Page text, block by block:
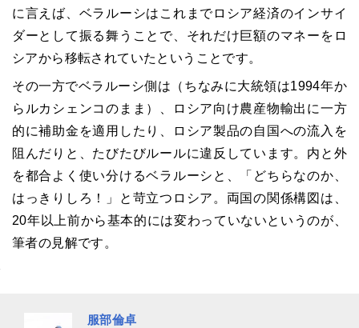
に言えば、ベラルーシはこれまでロシア経済のインサイ
ダーとして振る舞うことで、それだけ巨額のマネーをロ
シアから移転されていたということです。
その一方でベラルーシ側は（ちなみに大統領は1994年か
らルカシェンコのまま）、ロシア向け農産物輸出に一方
的に補助金を適用したり、ロシア製品の自国への流入を
阻んだりと、たびたびルールに違反しています。内と外
を都合よく使い分けるベラルーシと、「どちらなのか、
はっきりしろ！」と苛立つロシア。両国の関係構図は、
20年以上前から基本的には変わっていないというのが、
筆者の見解です。
服部倫卓